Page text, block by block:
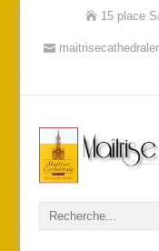
15 place